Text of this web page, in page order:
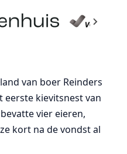
van boer Reinders
eerste kievitsnest van
vier eieren,
kort na de vondst al